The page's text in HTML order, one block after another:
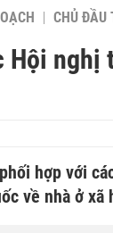
CHỦ ĐẦU
nghị
hợp với
về nhà ở